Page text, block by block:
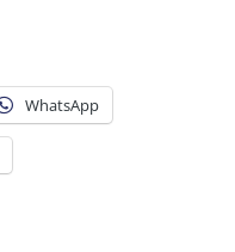
WhatsApp